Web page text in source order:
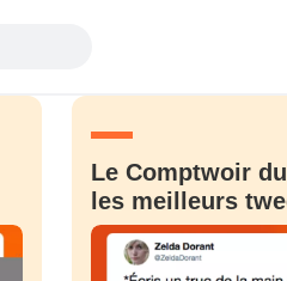
Le Comptwoir
les meilleurs